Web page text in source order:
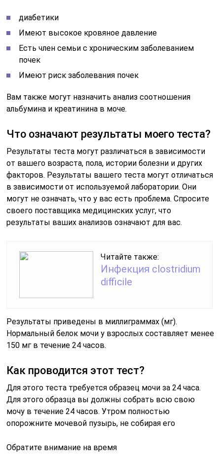
диабетики
Имеют высокое кровяное давление
Есть член семьи с хроническим заболеванием
почек
Имеют риск заболевания почек
Вам также могут назначить анализ соотношения
альбумина и креатинина в моче.
Что означают результаты моего теста?
Результаты теста могут различаться в зависимости
от вашего возраста, пола, истории болезни и других
факторов. Результаты вашего теста могут отличаться
в зависимости от используемой лаборатории. Они
могут не означать, что у вас есть проблема. Спросите
своего поставщика медицинских услуг, что
результаты ваших анализов означают для вас.
Читайте также:
Инфекция сlostridium
difficile
Результаты приведены в миллиграммах (мг).
Нормальный белок мочи у взрослых составляет менее
150 мг в течение 24 часов.
Как проводится этот тест?
Для этого теста требуется образец мочи за 24 часа.
Для этого образца вы должны собрать всю свою
мочу в течение 24 часов. Утром полностью
опорожните мочевой пузырь, не собирая его
Обратите внимание на время